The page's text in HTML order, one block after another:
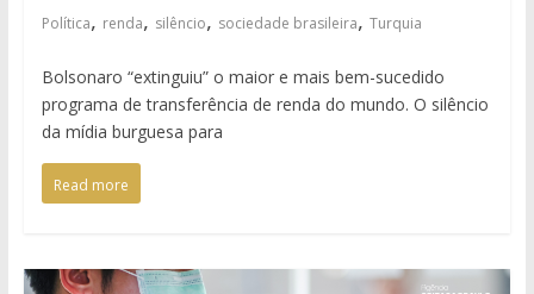
Política, renda, silêncio, sociedade brasileira, Turquia
Bolsonaro “extinguiu” o maior e mais bem-sucedido
programa de transferência de renda do mundo. O silêncio
da mídia burguesa para
Read more